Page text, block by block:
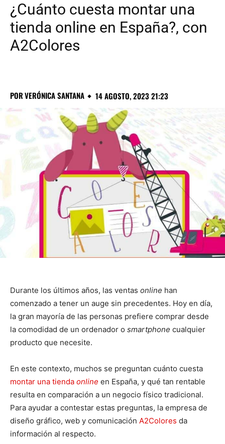
¿Cuánto cuesta montar una
tienda online en España?, con
A2Colores
PORVERÓNICA SANTANA 14 AGOSTO, 2023 21:23
Durante los últimos años, las ventas online han
comenzado a tener un auge sin precedentes. Hoy en día,
la gran mayoría de las personas prefiere comprar desde
la comodidad de un ordenador o smartphone cualquier
producto que necesite.
En este contexto, muchos se preguntan cuánto cuesta
montar una tienda online en España, y qué tan rentable
resulta en comparación a un negocio físico tradicional.
Para ayudar a contestar estas preguntas, la empresa de
diseño gráfico, web y comunicación A2Colores da
información al respecto.